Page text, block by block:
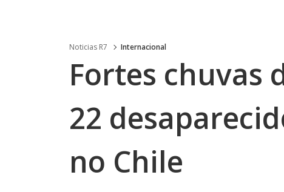
Noticias R7 Internacional
Fortes chuvas
22
no Chile